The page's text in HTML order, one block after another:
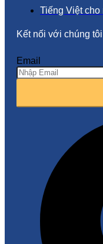
Tiếng Việt
Kết nối với chúng tôi
Email